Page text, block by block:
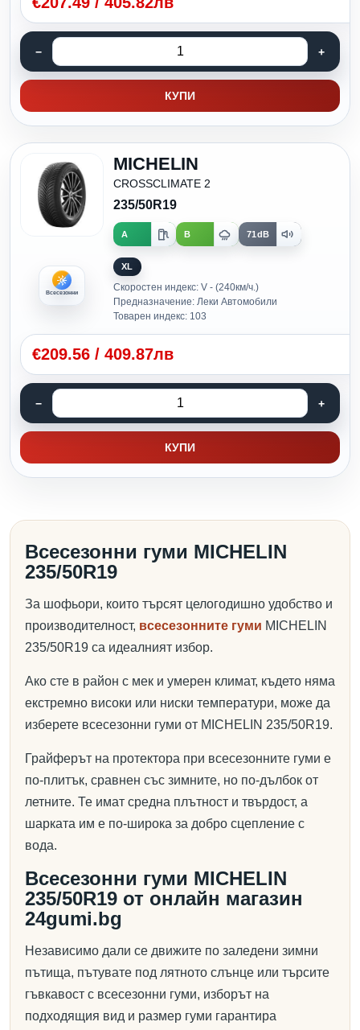
КУПИ
Всесезонни
MICHELIN
CROSSCLIMATE 2
235/50R19
A B 71dB
XL
Скоростен индекс: V - (240км/ч.)
Предназначение: Леки Автомобили
Товарен индекс: 103
€209.56 / 409.87лв
КУПИ
Всесезонни гуми MICHELIN
235/50R19
За шофьори, които търсят целогодишно удобство и
производителност, всесезонните гуми MICHELIN
235/50R19 са идеалният избор.
Ако сте в район с мек и умерен климат, където няма
екстремно високи или ниски температури, може да
изберете всесезонни гуми от MICHELIN 235/50R19.
Грайферът на протектора при всесезонните гуми е
по-плитък, сравнен със зимните, но по-дълбок от
летните. Те имат средна плътност и твърдост, а
шарката им е по-широка за добро сцепление с
вода.
Всесезонни гуми MICHELIN
235/50R19 от онлайн магазин
24gumi.bg
Независимо дали се движите по заледени зимни
пътища, пътувате под лятното слънце или търсите
гъвкавост с всесезонни гуми, изборът на
подходящия вид и размер гуми гарантира